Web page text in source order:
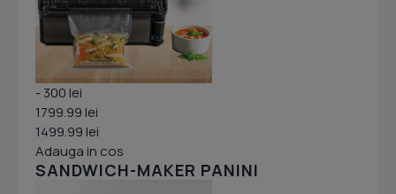
- 300 lei
1799.99 lei
1499.99 lei
Adauga in cos
SANDWICH-MAKER PANINI